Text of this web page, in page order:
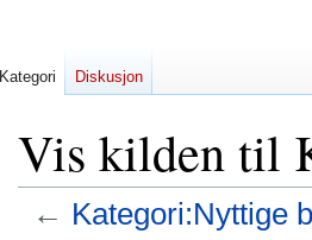
Vis kilden til
← Kategori:Nyttige
Kategori Diskusjon